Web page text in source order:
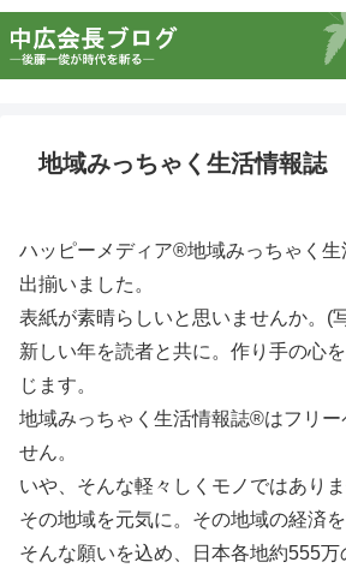
地域みっちゃく生活情報誌
ハッピーメディア®地域みっちゃく
出揃いました。
表紙が素晴らしいと思いませんか。(
新しい年を読者と共に。作り手の心
じます。
地域みっちゃく生活情報誌®はフリー
せん。
いや、そんな軽々しくモノではありま
その地域を元気に。その地域の経済を
そんな願いを込め、日本各地約555